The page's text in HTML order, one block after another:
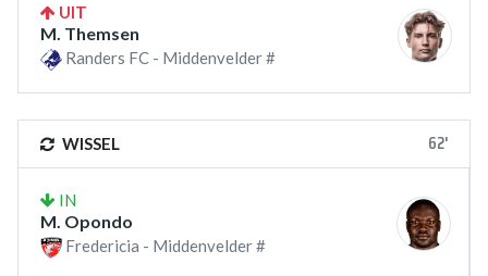
UIT
M. Themsen
Randers FC - Middenvelder #
WISSEL 62'
IN
M. Opondo
Fredericia - Middenvelder #